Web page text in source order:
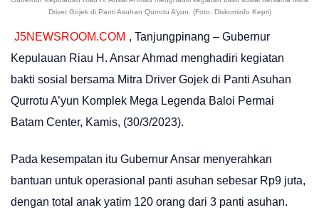
Driver Gojek di Panti Asuhan Qurrotu A’yun. (Foto: Diskominfo Kepri)
J5NEWSROOM.COM , Tanjungpinang – Gubernur
Kepulauan Riau H. Ansar Ahmad menghadiri kegiatan
bakti sosial bersama Mitra Driver Gojek di Panti Asuhan
Qurrotu A’yun Komplek Mega Legenda Baloi Permai
Batam Center, Kamis, (30/3/2023).
Pada kesempatan itu Gubernur Ansar menyerahkan
bantuan untuk operasional panti asuhan sebesar Rp9 juta,
dengan total anak yatim 120 orang dari 3 panti asuhan.